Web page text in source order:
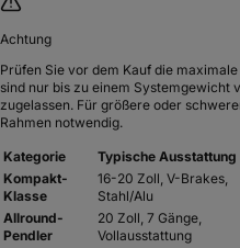
Achtung
Prüfen Sie vor dem Kauf die
sind nur bis zu einem Systemgewicht
zugelassen. Für größere oder
Rahmen notwendig.
Kategorie Typische Ausstattung
Kompakt-
Klasse
16-20 Zoll, V-Brakes,
Stahl/Alu
Allround-
Pendler
20 Zoll, 7 Gänge,
Vollausstattung